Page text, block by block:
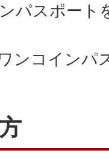
パスポート
ンコインパ